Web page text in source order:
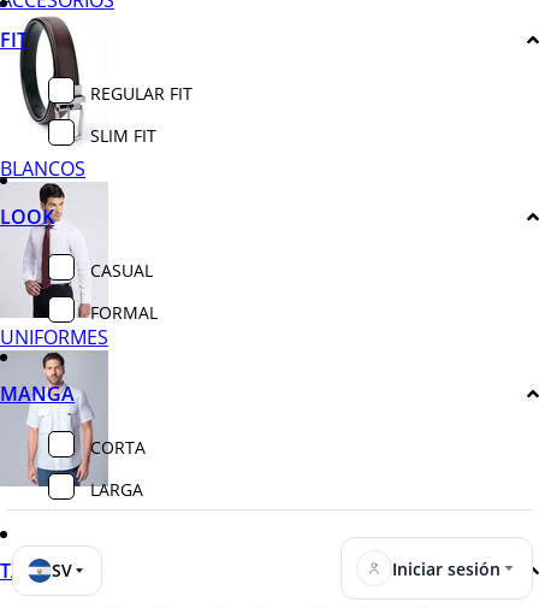
BLANCOS
UNIFORMES
SV Iniciar sesión
FIT
REGULAR FIT
SLIM FIT
LOOK
CASUAL
FORMAL
MANGA
CORTA
LARGA
TALLA